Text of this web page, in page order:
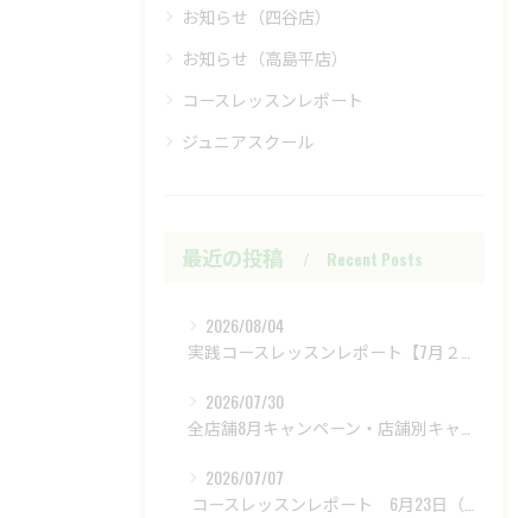
お知らせ（四谷店）
お知らせ（高島平店）
コースレッスンレポート
ジュニアスクール
最近の投稿 Recent Posts
2026/08/04
実践コースレッスンレポート【7月２８日（火）富士レイクサイドCC】
2026/07/30
全店舗8月キャンペーン・店舗別キャンペーンもあります
2026/07/07
​ コースレッスンレポート 6月23日（火）新武蔵ヶ丘GC ​